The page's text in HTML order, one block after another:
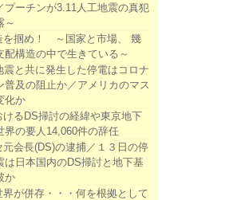
プーチンが3.11人工地震の真犯
～
を掴め！ ～国家と市場、 幾
配構造の中で生きている～
震と共に発生した停電はコロナ
普及の阻止か／アメリカのマス
化か
けるDS掃討の経緯や東京地下
界の要人14,060件の辞任
元会長(DS)の逮捕／１３日の停
は日本国内のDS掃討と地下基
か
界が併存・・・何を根拠として